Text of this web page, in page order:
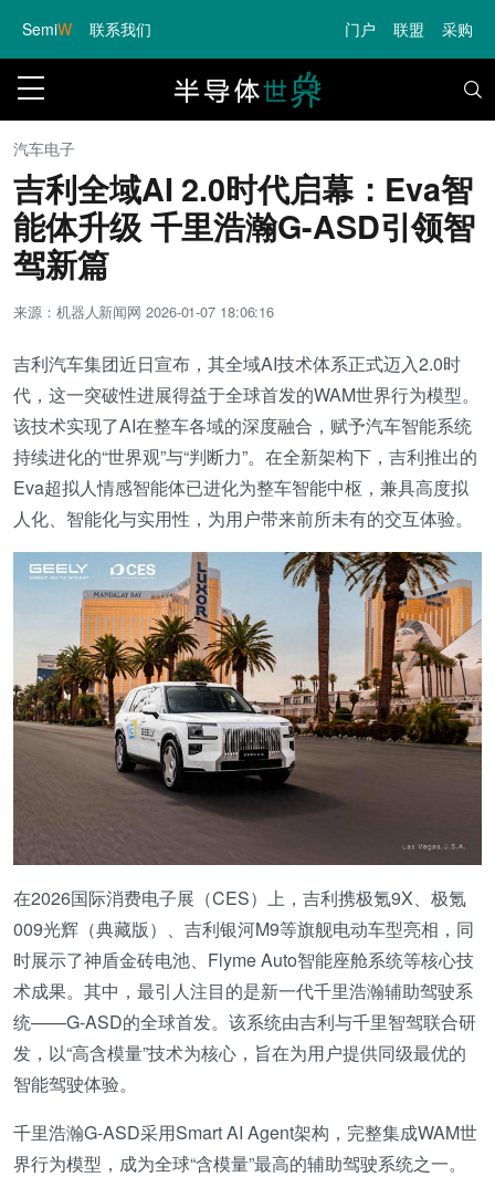
SemiW 联系我们 门户 联盟 采购
汽车电子
吉利全域AI 2.0时代启幕：Eva智
能体升级 千里浩瀚G-ASD引领智
驾新篇
来源：机器人新闻网2026-01-07 18:06:16
吉利汽车集团近日宣布，其全域AI技术体系正式迈入2.0时
代，这一突破性进展得益于全球首发的WAM世界行为模型。
该技术实现了AI在整车各域的深度融合，赋予汽车智能系统
持续进化的“世界观”与“判断力”。在全新架构下，吉利推出的
Eva超拟人情感智能体已进化为整车智能中枢，兼具高度拟
人化、智能化与实用性，为用户带来前所未有的交互体验。
在2026国际消费电子展（CES）上，吉利携极氪9X、极氪
009光辉（典藏版）、吉利银河M9等旗舰电动车型亮相，同
时展示了神盾金砖电池、Flyme Auto智能座舱系统等核心技
术成果。其中，最引人注目的是新一代千里浩瀚辅助驾驶系
统——G-ASD的全球首发。该系统由吉利与千里智驾联合研
发，以“高含模量”技术为核心，旨在为用户提供同级最优的
智能驾驶体验。
千里浩瀚G-ASD采用Smart AI Agent架构，完整集成WAM世
界行为模型，成为全球“含模量”最高的辅助驾驶系统之一。